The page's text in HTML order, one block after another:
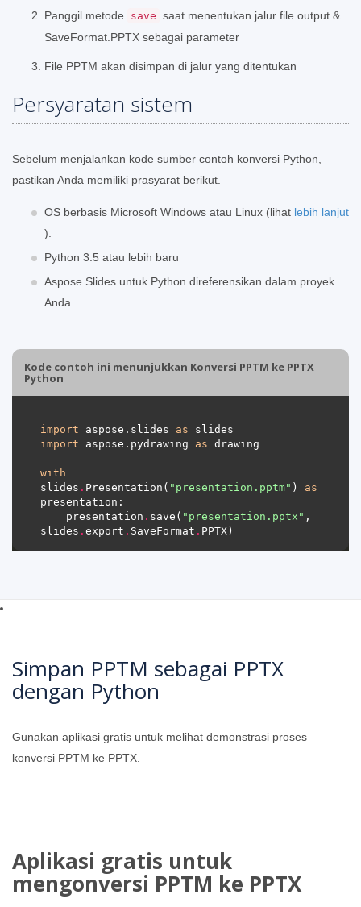
Panggil metode save saat menentukan jalur file output &
SaveFormat.PPTX sebagai parameter
File PPTM akan disimpan di jalur yang ditentukan
Persyaratan sistem
Sebelum menjalankan kode sumber contoh konversi Python,
pastikan Anda memiliki prasyarat berikut.
OS berbasis Microsoft Windows atau Linux (lihat lebih lanjut
).
Python 3.5 atau lebih baru
Aspose.Slides untuk Python direferensikan dalam proyek
Anda.
Kode contoh ini menunjukkan Konversi PPTM ke PPTX
Python
import aspose.slides as
import aspose.pydrawing as
with
slides . Presentation( "presentation.pptm" ) as
    presentation
. save( "presentation.pptx" ,
slides . export . SaveFormat .
Simpan PPTM sebagai PPTX
dengan Python
Gunakan aplikasi gratis untuk melihat demonstrasi proses
konversi PPTM ke PPTX.
Aplikasi gratis untuk
mengonversi PPTM ke PPTX